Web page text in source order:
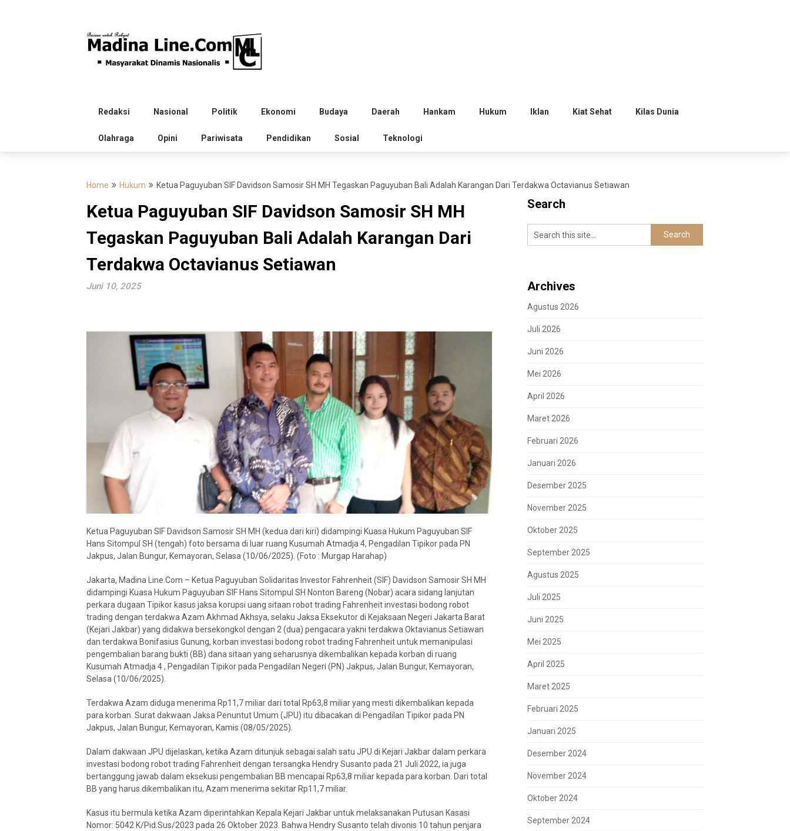
Redaksi Nasional Politik Ekonomi Budaya Daerah Hankam Hukum Iklan Kiat Sehat Kilas Dunia
Olahraga Opini Pariwisata Pendidikan Sosial Teknologi
Home Hukum Ketua Paguyuban SIF Davidson Samosir SH MH Tegaskan Paguyuban Bali Adalah Karangan Dari Terdakwa Octavianus Setiawan
Ketua Paguyuban SIF Davidson Samosir SH MH
Tegaskan Paguyuban Bali Adalah Karangan Dari
Terdakwa Octavianus Setiawan
Juni 10, 2025
Ketua Paguyuban SIF Davidson Samosir SH MH (kedua dari kiri) didampingi Kuasa Hukum Paguyuban SIF
Hans Sitompul SH (tengah) foto bersama di luar ruang Kusumah Atmadja 4, Pengadilan Tipikor pada PN
Jakpus, Jalan Bungur, Kemayoran, Selasa (10/06/2025). (Foto : Murgap Harahap)
Jakarta, Madina Line.Com – Ketua Paguyuban Solidaritas Investor Fahrenheit (SIF) Davidson Samosir SH MH
didampingi Kuasa Hukum Paguyuban SIF Hans Sitompul SH Nonton Bareng (Nobar) acara sidang lanjutan
perkara dugaan Tipikor kasus jaksa korupsi uang sitaan robot trading Fahrenheit investasi bodong robot
trading dengan terdakwa Azam Akhmad Akhsya, selaku Jaksa Eksekutor di Kejaksaan Negeri Jakarta Barat
(Kejari Jakbar) yang didakwa bersekongkol dengan 2 (dua) pengacara yakni terdakwa Oktavianus Setiawan
dan terdakwa Bonifasius Gunung, korban investasi bodong robot trading Fahrenheit untuk memanipulasi
pengembalian barang bukti (BB) dana sitaan yang seharusnya dikembalikan kepada korban di ruang
Kusumah Atmadja 4 , Pengadilan Tipikor pada Pengadilan Negeri (PN) Jakpus, Jalan Bungur, Kemayoran,
Selasa (10/06/2025).
Terdakwa Azam diduga menerima Rp11,7 miliar dari total Rp63,8 miliar yang mesti dikembalikan kepada
para korban. Surat dakwaan Jaksa Penuntut Umum (JPU) itu dibacakan di Pengadilan Tipikor pada PN
Jakpus, Jalan Bungur, Kemayoran, Kamis (08/05/2025).
Dalam dakwaan JPU dijelaskan, ketika Azam ditunjuk sebagai salah satu JPU di Kejari Jakbar dalam perkara
investasi bodong robot trading Fahrenheit dengan tersangka Hendry Susanto pada 21 Juli 2022, ia juga
bertanggung jawab dalam eksekusi pengembalian BB mencapai Rp63,8 miliar kepada para korban. Dari total
BB yang harus dikembalikan itu, Azam menerima sekitar Rp11,7 miliar.
Kasus itu bermula ketika Azam diperintahkan Kepala Kejari Jakbar untuk melaksanakan Putusan Kasasi
Nomor: 5042 K/Pid.Sus/2023 pada 26 Oktober 2023. Bahwa Hendry Susanto telah divonis 10 tahun penjara
Search
Archives
Agustus 2026
Juli 2026
Juni 2026
Mei 2026
April 2026
Maret 2026
Februari 2026
Januari 2026
Desember 2025
November 2025
Oktober 2025
September 2025
Agustus 2025
Juli 2025
Juni 2025
Mei 2025
April 2025
Maret 2025
Februari 2025
Januari 2025
Desember 2024
November 2024
Oktober 2024
September 2024